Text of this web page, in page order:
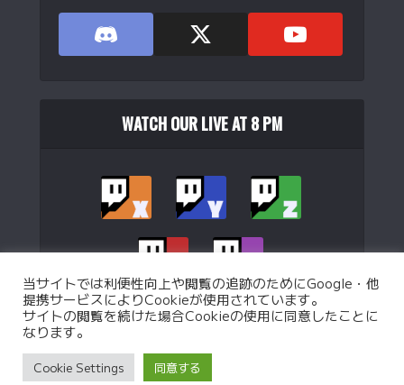
WATCH OUR LIVE AT 8 PM
Privacy Policy Custom battle Policy
当サイトでは利便性向上や閲覧の追跡のためにGoogle・他
提携サービスによりCookieが使用されています。
サイトの閲覧を続けた場合Cookieの使用に同意したことに
なります。
Cookie Settings 同意する